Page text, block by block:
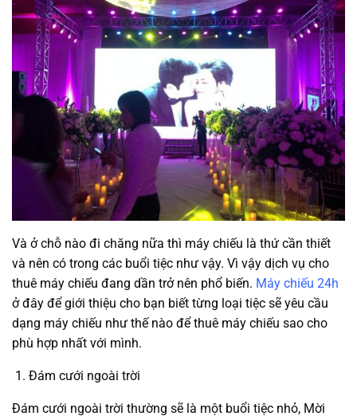
Và ở chỗ nào đi chăng nữa thì máy chiếu là thứ cần thiết
và nên có trong các buổi tiệc như vậy. Vì vậy dịch vụ cho
thuê máy chiếu đang dần trở nên phổ biến. Máy chiếu 24h
ở đây để giới thiệu cho bạn biết từng loại tiệc sẽ yêu cầu
dạng máy chiếu như thế nào để thuê máy chiếu sao cho
phù hợp nhất với mình.
Đám cưới ngoài trời
Đám cưới ngoài trời thường sẽ là một buổi tiệc nhỏ, Mời